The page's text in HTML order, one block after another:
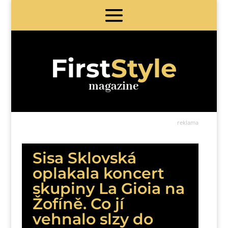
FirstStyle
magazine
reklama
Sisa Sklovská
oplakala koncert
skupiny La Gioia na
Žofíně. Co jí
vehnalo slzy do